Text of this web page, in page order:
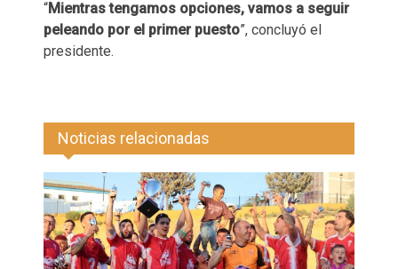
“Mientras tengamos opciones, vamos a seguir
peleando por el primer puesto”, concluyó el
presidente.
Noticias relacionadas